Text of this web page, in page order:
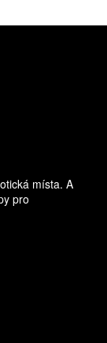
místa. A
pro